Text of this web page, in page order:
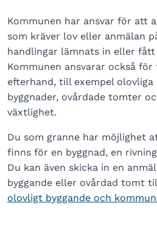
Kommunen har ansvar för att
som kräver lov eller anmälan
handlingar lämnats in eller
Kommunen ansvarar också
efterhand, till exempel
byggnader, ovårdade tomter
växtlighet.
Du som granne har möjlighet
finns för en byggnad, en
Du kan även skicka in en
byggande eller ovårdad tomt
olovligt byggande och